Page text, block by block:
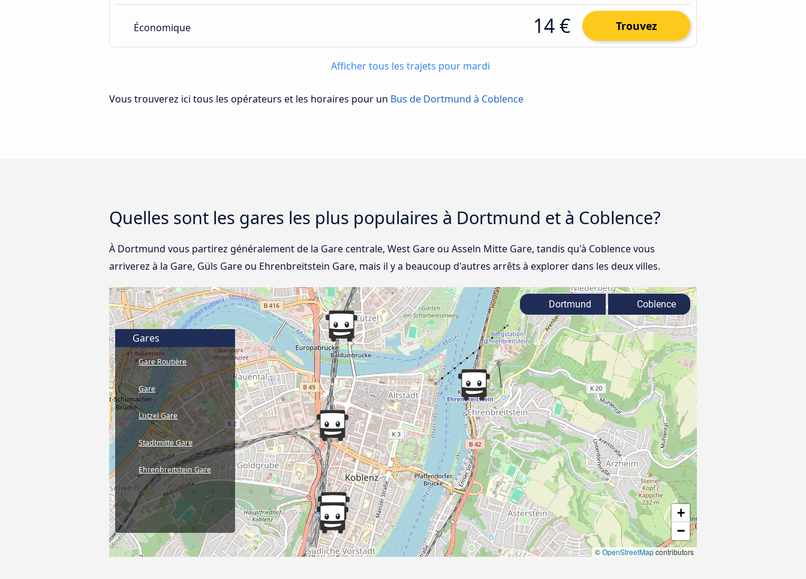
Économique 14 € Trouvez
Afficher tous les trajets pour mardi
Vous trouverez ici tous les opérateurs et les horaires pour un Bus de Dortmund à Coblence
Quelles sont les gares les plus populaires à Dortmund et à Coblence?
À Dortmund vous partirez généralement de la Gare centrale, West Gare ou Asseln Mitte Gare, tandis qu'à Coblence vous
arriverez à la Gare, Güls Gare ou Ehrenbreitstein Gare, mais il y a beaucoup d'autres arrêts à explorer dans les deux villes.
+
−
©OpenStreetMapcontributors
Gares
Gare Routière
Gare
Lützel Gare
Stadtmitte Gare
Ehrenbreitstein Gare
Dortmund Coblence